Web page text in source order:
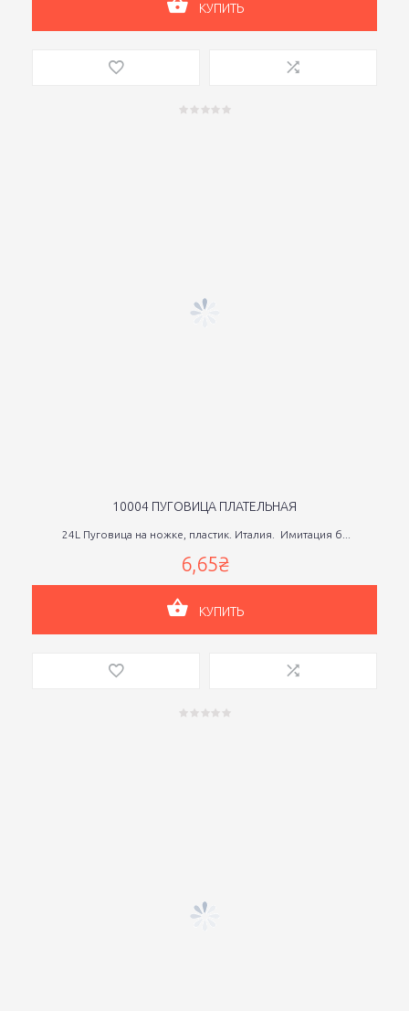
КУПИТЬ
10004 ПУГОВИЦА ПЛАТЕЛЬНАЯ
24L Пуговица на ножке, пластик. Италия. Имитация б...
6,65₴
КУПИТЬ